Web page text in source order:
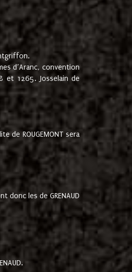
d’Aranc, convention
et 1265. Josselain de
de ROUGEMONT sera
donc les de GRENAUD